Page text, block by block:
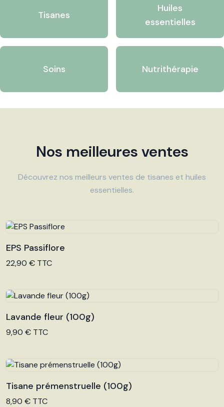
Tisanes
Huiles
essentielles
Soins Nutrithérapie
Nos meilleures ventes
Découvrez nos meilleurs ventes de tisanes et huiles
essentielles.
Voir le produit
EPS Passiflore
22,90 € TTC
Voir le produit
Lavande fleur (100g)
9,90 € TTC
Voir le produit
Tisane prémenstruelle (100g)
8,90 € TTC